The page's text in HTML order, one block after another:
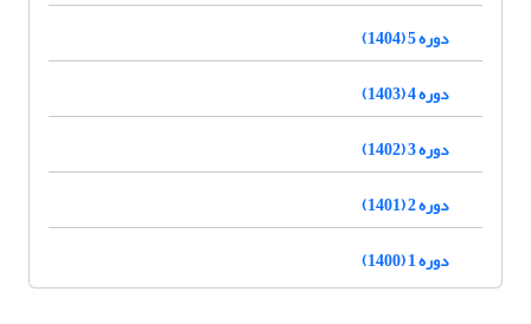
دوره 5 (1404)
دوره 4 (1403)
دوره 3 (1402)
دوره 2 (1401)
دوره 1 (1400)